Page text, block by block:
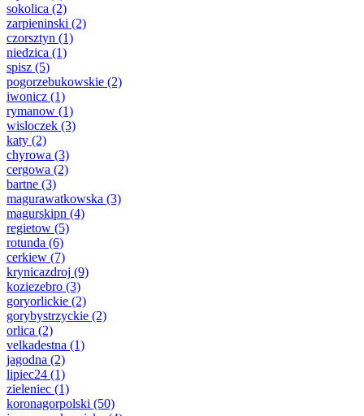
sokolica (2)
zarpieninski (2)
czorsztyn (1)
niedzica (1)
spisz (5)
pogorzebukowskie (2)
iwonicz (1)
rymanow (1)
wisloczek (3)
katy (2)
chyrowa (3)
cergowa (2)
bartne (3)
magurawatkowska (3)
magurskipn (4)
regietow (5)
rotunda (6)
cerkiew (7)
krynicazdroj (9)
koziezebro (3)
goryorlickie (2)
gorybystrzyckie (2)
orlica (2)
velkadestna (1)
jagodna (2)
lipiec24 (1)
zieleniec (1)
koronagorpolski (50)